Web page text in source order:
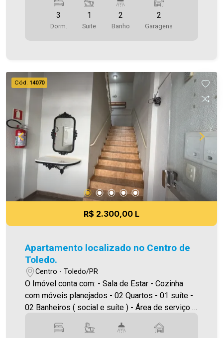
*Elevador e Salão de Festas Mobiliado Área
privativa 114,90m² Será cobrado FCI (Fundo de
Conservação do Imóvel), equivalente a 6% do
carteiras de imóveis administrados da cidade,
atuando com excelência tanto na locação quanto
na venda. Aproveite essa oportunidade, agende
uma visita! Imobiliária Ativa | Sinta-se em casa! -
As informações aqui prestadas são verdadeiras,
todavia, reservamo-nos o direito de corrigir
qualquer erro de digitação e/ou ortografia, bem
como alteração dos preços e imagens. Fotos
meramente ilustrativas
3
Dorm.
1
Suite
2
Banho
2
Garagens
Cód. 14070
R$ 2.300,00 L
Apartamento localizado no Centro de
Toledo.
Centro - Toledo/PR
O Imóvel conta com: - Sala de Estar - Cozinha
com móveis planejados - 02 Quartos - 01 suíte -
02 Banheiros ( social e suíte ) - Área de serviço -
Será cobrado FCI (Fundo de Conservação do